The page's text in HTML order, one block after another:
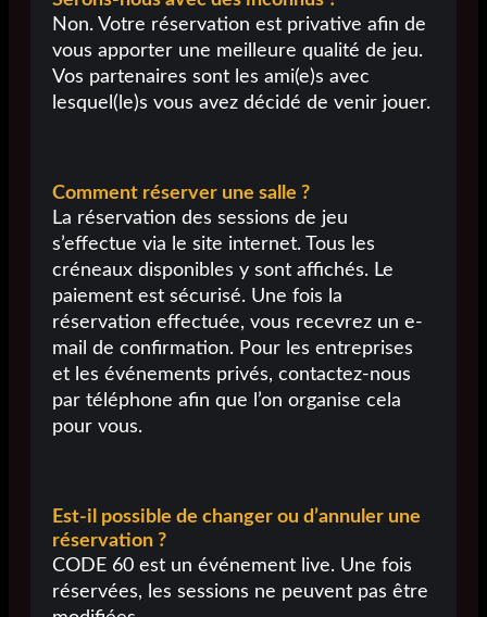
Non. Votre réservation est privative afin de
vous apporter une meilleure qualité de jeu.
Vos partenaires sont les ami(e)s avec
lesquel(le)s vous avez décidé de venir jouer.
Comment réserver une salle ?
La réservation des sessions de jeu
s’effectue via le site internet. Tous les
créneaux disponibles y sont affichés. Le
paiement est sécurisé. Une fois la
réservation effectuée, vous recevrez un e-
mail de confirmation. Pour les entreprises
et les événements privés, contactez-nous
par téléphone afin que l’on organise cela
pour vous.
Est-il possible de changer ou d’annuler une
réservation ?
CODE 60 est un événement live. Une fois
réservées, les sessions ne peuvent pas être